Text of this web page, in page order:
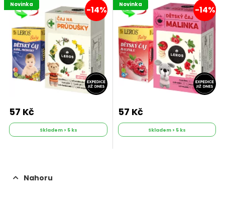
-14%
Novinka
57 Kč
Skladem > 5 ks
-14%
Novinka
57 Kč
Skladem > 5 ks
Nahoru